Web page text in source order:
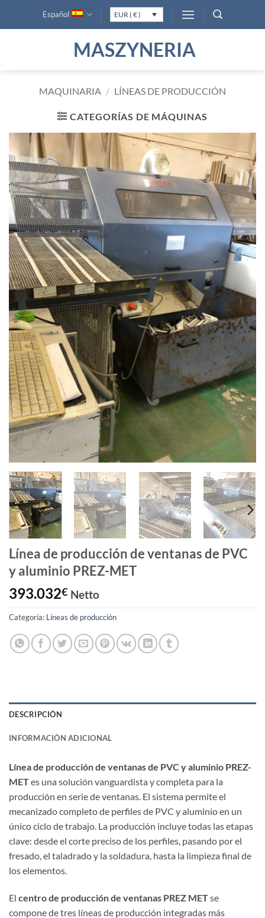
Español EUR ( € )
MASZYNERIA
MAQUINARIA / LÍNEAS DE PRODUCCIÓN
CATEGORÍAS DE MÁQUINAS
Línea de producción de ventanas de PVC
y aluminio PREZ-MET
393.032€ Netto
Categoría: Líneas de producción
DESCRIPCIÓN
INFORMACIÓN ADICIONAL
Línea de producción de ventanas de PVC y aluminio PREZ-
METes una solución vanguardista y completa para la
producción en serie de ventanas. El sistema permite el
mecanizado completo de perfiles de PVC y aluminio en un
único ciclo de trabajo. La producción incluye todas las etapas
clave: desde el corte preciso de los perfiles, pasando por el
fresado, el taladrado y la soldadura, hasta la limpieza final de
los elementos.
El centro de producción de ventanas PREZ METse
compone de tres líneas de producción integradas más